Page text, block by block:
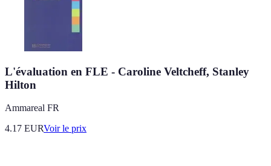
L'évaluation en FLE - Caroline Veltcheff, Stanley
Hilton
Ammareal FR
4.17 EURVoir le prix